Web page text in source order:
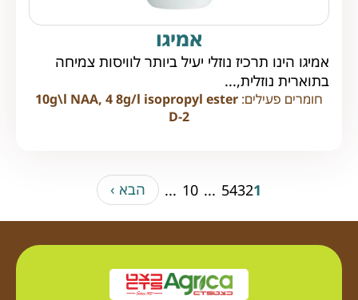
אמיגו
אמיגו הינו תרכיז נוזלי יעיל ביותר לוויסות צמיחה
בתוארית נוזלית,...
חומרים פעילים: 10g\l NAA, 4 8g/l isopropyl ester
D-2
1
2
3
4
5
...
10
... הבא ›